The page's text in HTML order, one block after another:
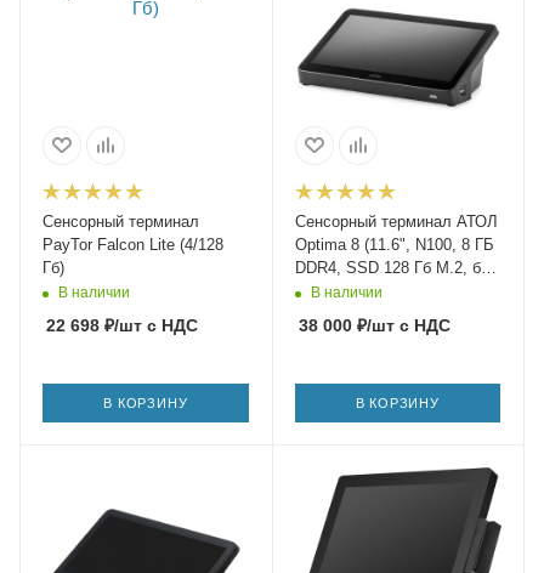
Сенсорный терминал
PayTor Falcon Lite (4/128
Гб)
В наличии
22 698 ₽/шт с НДС
В КОРЗИНУ
Сенсорный терминал АТОЛ
Optima 8 (11.6", N100, 8 ГБ
DDR4, SSD 128 Гб M.2, без
АКБ, без ОС)
В наличии
38 000₽/штс НДС
В КОРЗИНУ